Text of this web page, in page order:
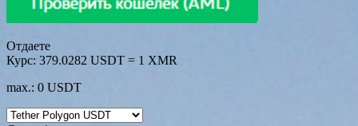
Отдаете
Курс: 379.0282 USDT = 1 XMR
max.: 0 USDT